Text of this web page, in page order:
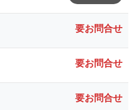
要お問合せ
要お問合せ
要お問合せ